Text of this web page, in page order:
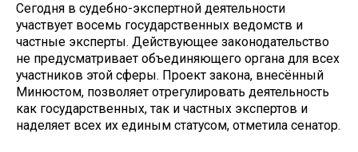
Сегодня в судебно-экспертной деятельности
участвует восемь государственных ведомств и
частные эксперты. Действующее законодательство
не предусматривает объединяющего органа для всех
участников этой сферы. Проект закона, внесённый
Минюстом, позволяет отрегулировать деятельность
как государственных, так и частных экспертов и
наделяет всех их единым статусом, отметила сенатор.